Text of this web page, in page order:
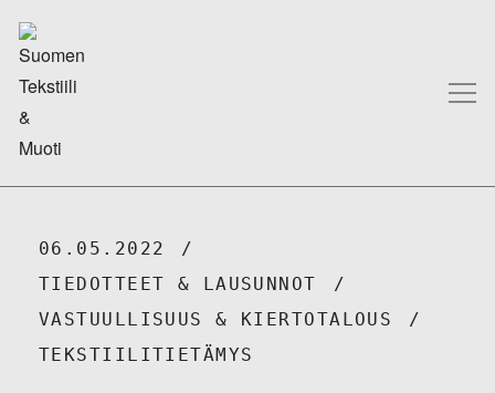
06.05.2022
TIEDOTTEET & LAUSUNNOT
VASTUULLISUUS & KIERTOTALOUS
TEKSTIILITIETÄMYS